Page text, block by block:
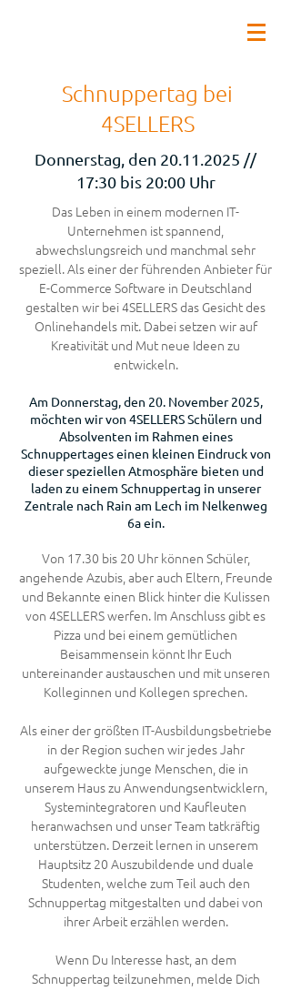
Schnuppertag bei
4SELLERS
Donnerstag, den 20.11.2025 //
17:30 bis 20:00 Uhr
Das Leben in einem modernen IT-
Unternehmen ist spannend,
abwechslungsreich und manchmal sehr
speziell. Als einer der führenden Anbieter für
E-Commerce Software in Deutschland
gestalten wir bei 4SELLERS das Gesicht des
Onlinehandels mit. Dabei setzen wir auf
Kreativität und Mut neue Ideen zu
entwickeln.
Am Donnerstag, den 20. November 2025,
möchten wir von 4SELLERS Schülern und
Absolventen im Rahmen eines
Schnuppertages einen kleinen Eindruck von
dieser speziellen Atmosphäre bieten und
laden zu einem Schnuppertag in unserer
Zentrale nach Rain am Lech im Nelkenweg
6a ein.
Von 17.30 bis 20 Uhr können Schüler,
angehende Azubis, aber auch Eltern, Freunde
und Bekannte einen Blick hinter die Kulissen
von 4SELLERS werfen. Im Anschluss gibt es
Pizza und bei einem gemütlichen
Beisammensein könnt Ihr Euch
untereinander austauschen und mit unseren
Kolleginnen und Kollegen sprechen.
Als einer der größten IT-Ausbildungsbetriebe
in der Region suchen wir jedes Jahr
aufgeweckte junge Menschen, die in
unserem Haus zu Anwendungsentwicklern,
Systemintegratoren und Kaufleuten
heranwachsen und unser Team tatkräftig
unterstützen. Derzeit lernen in unserem
Hauptsitz 20 Auszubildende und duale
Studenten, welche zum Teil auch den
Schnuppertag mitgestalten und dabei von
ihrer Arbeit erzählen werden.
Wenn Du Interesse hast, an dem
Schnuppertag teilzunehmen, melde Dich